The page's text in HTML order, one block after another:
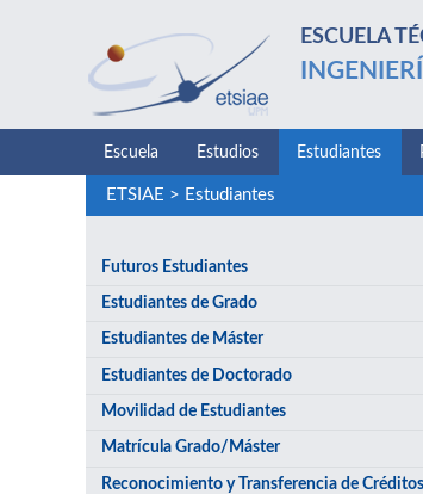
ESCUELA
Escuela Estudios Estudiantes
ETSIAE > Estudiantes
Futuros Estudiantes
Estudiantes de Grado
Estudiantes de Máster
Estudiantes de Doctorado
Movilidad de Estudiantes
Matrícula Grado/Máster
Reconocimiento y Transferencia de Créditos